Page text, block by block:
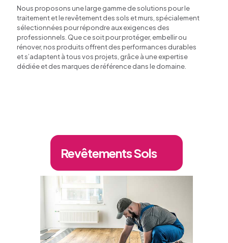
Nous proposons une large gamme de solutions pour le
traitement et le revêtement des sols et murs, spécialement
sélectionnées pour répondre aux exigences des
professionnels. Que ce soit pour protéger, embellir ou
rénover, nos produits offrent des performances durables
et s’adaptent à tous vos projets, grâce à une expertise
dédiée et des marques de référence dans le domaine.
Revêtements Sols